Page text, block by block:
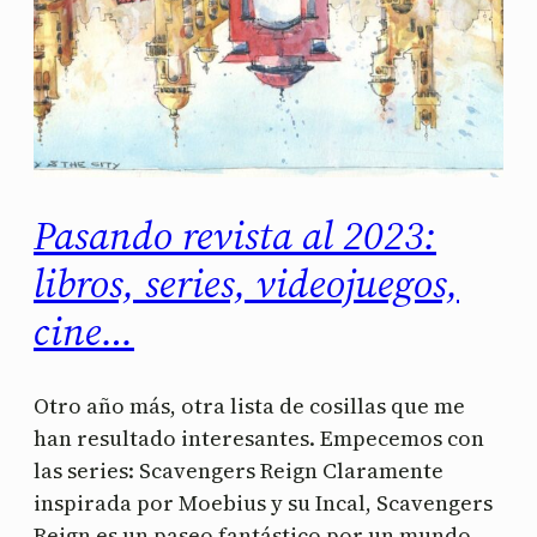
Pasando revista al 2023:
libros, series, videojuegos,
cine…
Otro año más, otra lista de cosillas que me
han resultado interesantes. Empecemos con
las series: Scavengers Reign Claramente
inspirada por Moebius y su Incal, Scavengers